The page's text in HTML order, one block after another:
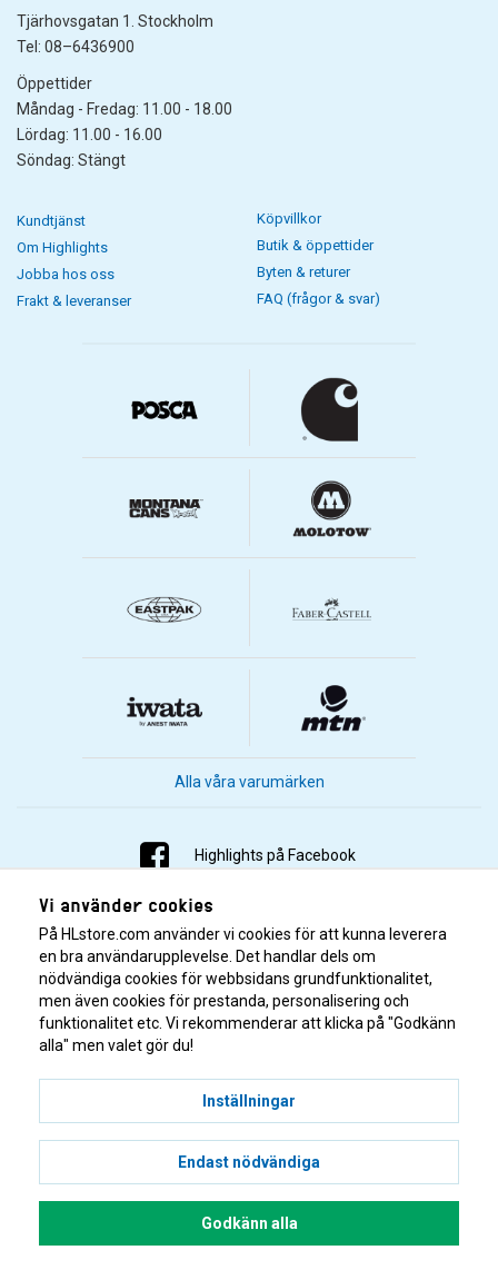
Tjärhovsgatan 1. Stockholm
Tel: 08–6436900
Öppettider
Måndag - Fredag: 11.00 - 18.00
Lördag: 11.00 - 16.00
Söndag: Stängt
Kundtjänst
Om Highlights
Jobba hos oss
Frakt & leveranser
Köpvillkor
Butik & öppettider
Byten & returer
FAQ (frågor & svar)
Alla våra varumärken
Highlights på Facebook
Highlights på Instagram
Highlights på Youtube
Highlights på Tiktok
© 2001–2026 Highlights/KR Distribution AB.
Vi använder cookies
På HLstore.com använder vi cookies för att kunna leverera
en bra användarupplevelse. Det handlar dels om
nödvändiga cookies för webbsidans grundfunktionalitet,
men även cookies för prestanda, personalisering och
funktionalitet etc. Vi rekommenderar att klicka på "Godkänn
alla" men valet gör du!
Inställningar
Endast nödvändiga
Godkänn alla